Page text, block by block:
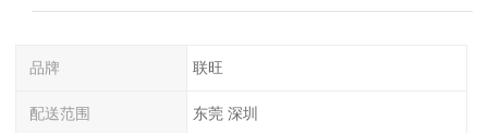
品牌 联旺
配送范围 东莞 深圳